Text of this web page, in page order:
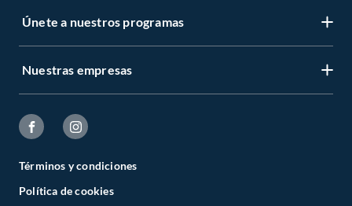
Únete a nuestros programas
Nuestras empresas
Términos y condiciones
Política de cookies